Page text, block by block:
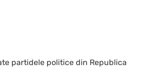
partidele politice din Republica